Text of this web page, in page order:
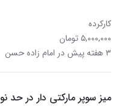
کارکرده
۵,۰۰۰,۰۰۰ تومان
۳ هفته پیش در امام زاده حسن
میز سوپر مارکتی دار در حد نو